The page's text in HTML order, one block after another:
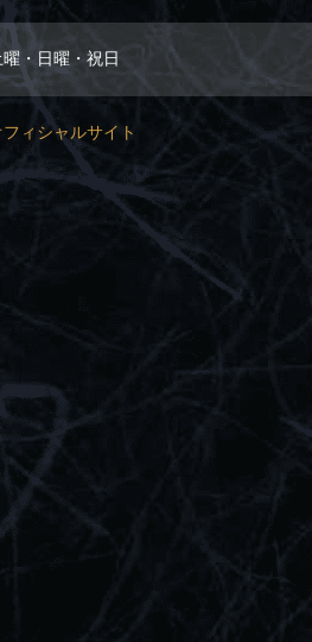
曜・日曜・祝日
フィシャルサイト